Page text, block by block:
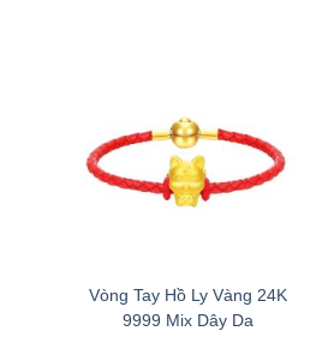
Vòng Tay Hồ Ly Vàng 24K
9999 Mix Dây Da